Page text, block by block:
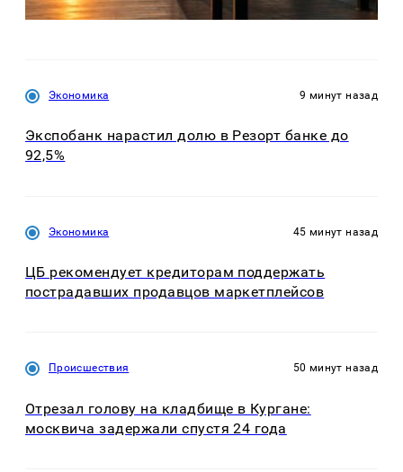
Экономика 9 минут назад
Экспобанк нарастил долю в Резорт банке до
92,5%
Экономика 45 минут назад
ЦБ рекомендует кредиторам поддержать
пострадавших продавцов маркетплейсов
Происшествия 50 минут назад
Отрезал голову на кладбище в Кургане:
москвича задержали спустя 24 года